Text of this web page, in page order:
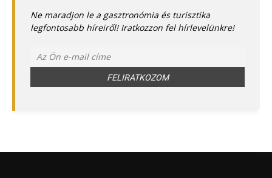
Ne maradjon le a gasztronómia és turisztika
legfontosabb híreiről! Iratkozzon fel hírlevelünkre!